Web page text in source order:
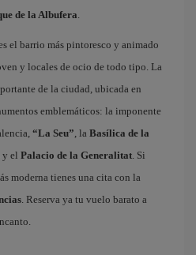
de la Albufera.
el barrio más pintoresco y animado
y locales de ocio de todo tipo. La
de la ciudad, ubicada en
emblemáticos: la imponente
“La Seu”, la Basílica de la
y el Palacio de la Generalitat. Si
moderna tienes una cita con la
. Reserva ya tu vuelo barato a